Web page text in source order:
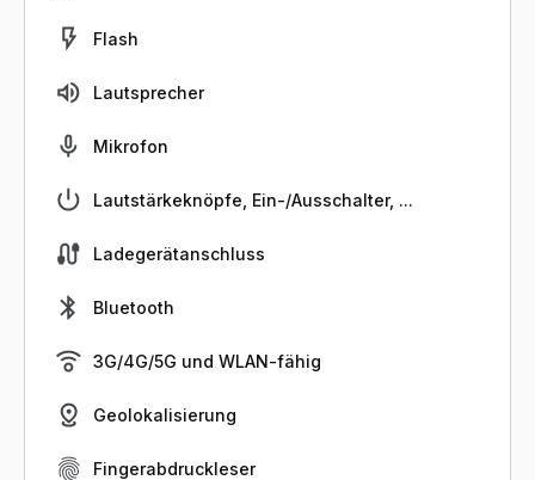
Flash
Lautsprecher
Mikrofon
Lautstärkeknöpfe, Ein-/Ausschalter, ...
Ladegerätanschluss
Bluetooth
3G/4G/5G und WLAN-fähig
Geolokalisierung
Fingerabdruckleser